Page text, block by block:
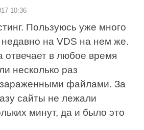
10:36
Пользуюсь уже много
на VDS на нем же.
отвечает в любое время
несколько раз
зараженными файлами. За
сайты не лежали
минут, да и было это